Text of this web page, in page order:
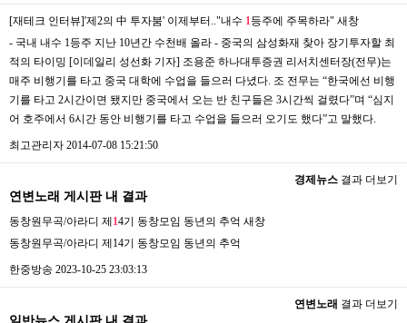
[재테크 인터뷰]'제2의 中 투자붐' 이제부터.."내수 1 등주에 주목하라" 새창
- 국내 내수 1등주 지난 10년간 수천배 올라 - 중국의 삼성화재 찾아 장기투자할 최
적의 타이밍 [이데일리 성선화 기자] 조용준 하나대투증권 리서치센터장(전무)는
매주 비행기를 타고 중국 대학에 수업을 들으러 다녔다. 조 전무는 “한국에선 비행
기를 타고 2시간이면 됐지만 중국에서 오는 반 친구들은 3시간씩 걸렸다”며 “심지
어 호주에서 6시간 동안 비행기를 타고 수업을 들으러 오기도 했다”고 말했다.
최고관리자 2014-07-08 15:21:50
경제뉴스 결과 더보기
연변노래 게시판 내 결과
동창원무곡/아라디 제14기 동창모임 동년의 추억 새창
동창원무곡/아라디 제14기 동창모임 동년의 추억
한중방송 2023-10-25 23:03:13
연변노래 결과 더보기
일반뉴스 게시판 내 결과